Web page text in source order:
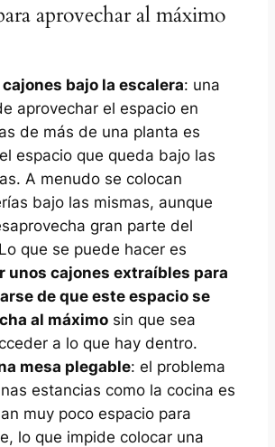
aprovechar al máximo
bajo la escalera: una
aprovechar el espacio en
de más de una planta es
espacio que queda bajo las
A menudo se colocan
bajo las mismas, aunque
gran parte del
que se puede hacer es
unos cajones extraíbles para
de que este espacio se
al máximosin que sea
a lo que hay dentro.
mesa plegable: el problema
estancias como la cocina es
muy poco espacio para
lo que impide colocar una